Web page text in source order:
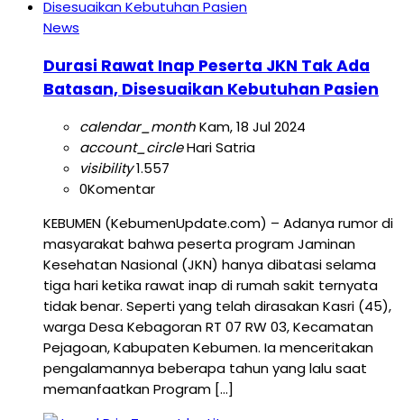
News
Durasi Rawat Inap Peserta JKN Tak Ada
Batasan, Disesuaikan Kebutuhan Pasien
calendar_monthKam, 18 Jul 2024
account_circleHari Satria
visibility1.557
0Komentar
KEBUMEN (KebumenUpdate.com) – Adanya rumor di
masyarakat bahwa peserta program Jaminan
Kesehatan Nasional (JKN) hanya dibatasi selama
tiga hari ketika rawat inap di rumah sakit ternyata
tidak benar. Seperti yang telah dirasakan Kasri (45),
warga Desa Kebagoran RT 07 RW 03, Kecamatan
Pejagoan, Kabupaten Kebumen. Ia menceritakan
pengalamannya beberapa tahun yang lalu saat
memanfaatkan Program […]